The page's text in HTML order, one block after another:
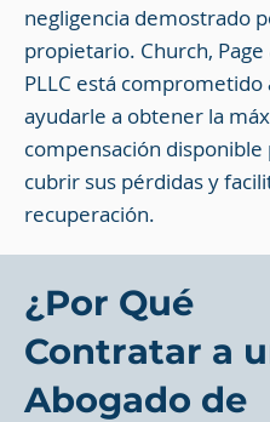
negligencia demostrado
propietario. Church, Page
PLLC está comprometido
ayudarle a obtener la
compensación disponible
cubrir sus pérdidas y
recuperación.
¿Por Qué
Contratar a
Abogado de